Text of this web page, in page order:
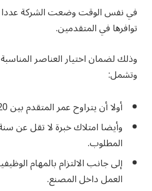
في نفس الوقت وضعت الشركة عددا
توافرها في المتقدمين.
وذلك لضمان اختيار العناصر
وتشمل:
أولا أن يتراوح عمر المتقدم بين 20 و40 عاما.
وأيضا امتلاك خبرة لا تقل عن
المطلوب.
إلى جانب الالتزام بالمهام
العمل داخل المصنع.